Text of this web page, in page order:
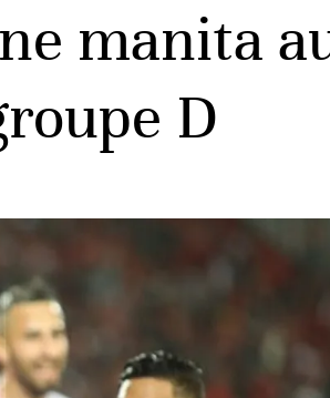
manita
D